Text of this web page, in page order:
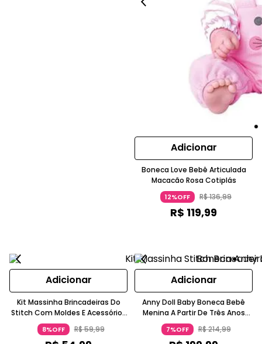
Adicionar
Boneca Love Bebê Articulada
Macacão Rosa Cotiplás
12%OFF R$136,99
R$ 119,99
Adicionar
Kit Massinha Brincadeiras Do
Stitch Com Moldes E Acessórios
A Partir De 3 Anos Cotiplás
8%OFF R$59,99
Adicionar
Anny Doll Baby Boneca Bebê
Menina A Partir De Três Anos
Cotiplás
7%OFF R$214,99